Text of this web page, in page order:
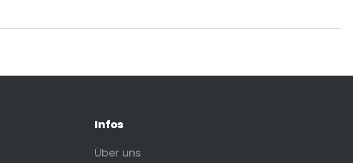
Infos
Über uns